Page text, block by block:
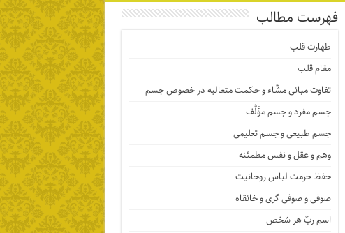
فهرست مطالب
طهارت قلب
مقام قلب
تفاوت مبانی مشّاء و حکمت متعالیه در خصوص جسم
جسم مفرد و جسم مؤَلَّف
جسم طبیعی و جسم تعلیمی
وهم و عقل و نفس مطمئنه
حفظ حرمت لباس روحانیت
صوفی و صوفی گری و خانقاه
اسم ربّ هر شخص